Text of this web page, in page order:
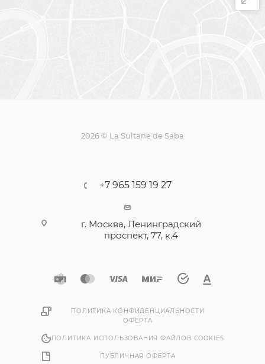
2026 © La Sultane de Saba
+7 965 159 19 27
г. Москва, Ленинградский
проспект, 77, к.4
ПОЛИТИКА КОНФИДЕНЦИАЛЬНОСТИ
ОФЕРТА
ПОЛИТИКА ИСПОЛЬЗОВАНИЯ ФАЙЛОВ COOKIES
ПУБЛИЧНАЯ ОФЕРТА